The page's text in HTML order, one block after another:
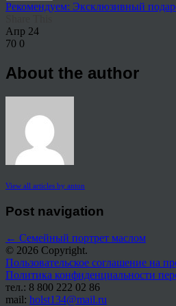
Рекомендуем: Эксклюзивный
Апр 24
70 0
About the author
View all articles by anton
Post navigation
← Семейный портрет маслом
© 2026 Copyright.
Пользовательское соглашение на
Политика конфиденциальности
тел.: 8 800 222 02 86
mail: holst134@mail.ru